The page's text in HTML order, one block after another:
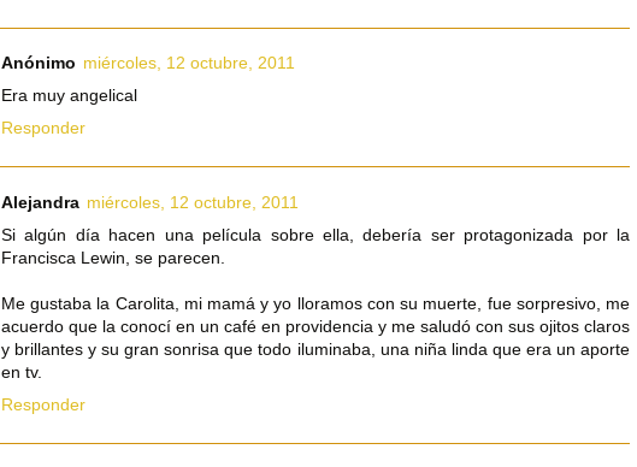
Anónimo miércoles, 12 octubre, 2011
Era muy angelical
Responder
Alejandra miércoles, 12 octubre, 2011
Si algún día hacen una película sobre ella, debería ser protagonizada por la
Francisca Lewin, se parecen.
Me gustaba la Carolita, mi mamá y yo lloramos con su muerte, fue sorpresivo, me
acuerdo que la conocí en un café en providencia y me saludó con sus ojitos claros
y brillantes y su gran sonrisa que todo iluminaba, una niña linda que era un aporte
en tv.
Responder